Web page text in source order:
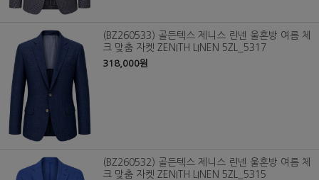
(BZ260533) 골든텍스 제니스 린넨 울혼방 여름 체
크 맞춤 자켓 ZENITH LINEN 5ZL_5317
318,000원
(BZ260532) 골든텍스 제니스 린넨 울혼방 여름 체
크 맞춤 자켓 ZENITH LINEN 5ZL_5315